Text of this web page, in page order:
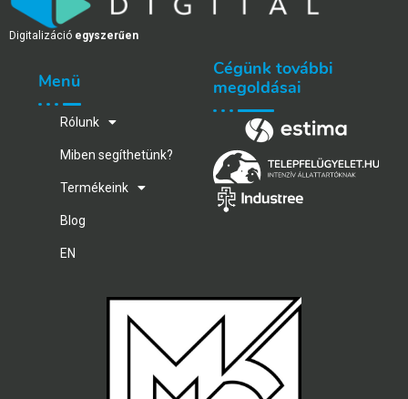
Digitalizáció egyszerűen
Menü
Rólunk
Miben segíthetünk?
Termékeink
Blog
EN
Cégünk további
megoldásai